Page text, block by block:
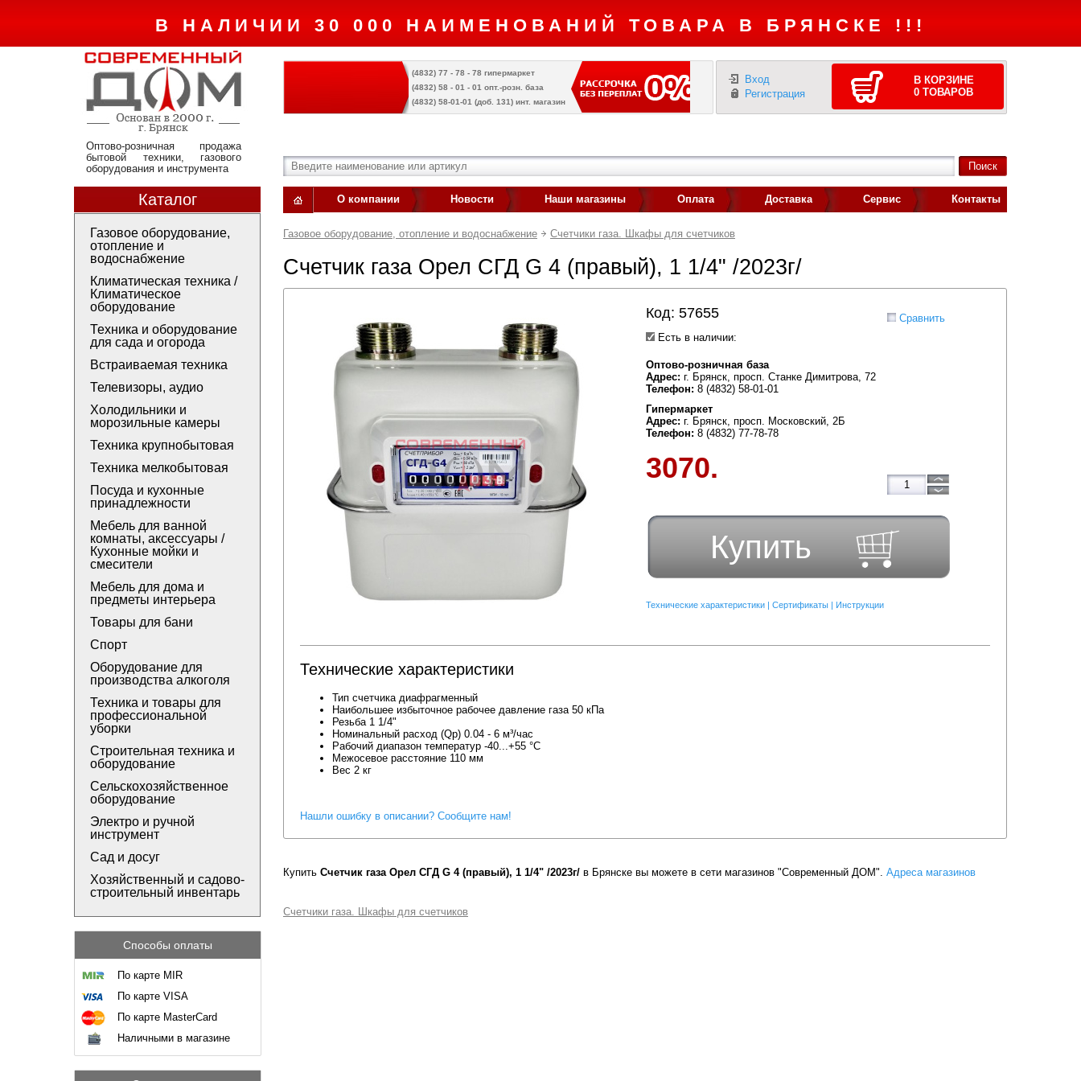
В НАЛИЧИИ 30 000 НАИМЕНОВАНИЙ ТОВАРА В БРЯНСКЕ !!!
Оптово-розничная продажа
бытовой техники, газового
оборудования и инструмента
(4832) 77 - 78 - 78 гипермаркет
(4832) 58 - 01 - 01 опт.-розн. база
(4832) 58-01-01 (доб. 131) инт. магазин
Вход
Регистрация
В КОРЗИНЕ
0 ТОВАРОВ
Каталог
Газовое оборудование,
отопление и
водоснабжение
Климатическая техника /
Климатическое
оборудование
Техника и оборудование
для сада и огорода
Встраиваемая техника
Телевизоры, аудио
Холодильники и
морозильные камеры
Техника крупнобытовая
Техника мелкобытовая
Посуда и кухонные
принадлежности
Мебель для ванной
комнаты, аксессуары /
Кухонные мойки и
смесители
Мебель для дома и
предметы интерьера
Товары для бани
Спорт
Оборудование для
производства алкоголя
Техника и товары для
профессиональной
уборки
Строительная техника и
оборудование
Сельскохозяйственное
оборудование
Электро и ручной
инструмент
Сад и досуг
Хозяйственный и садово-
строительный инвентарь
Способы оплаты
По карте MIR
По карте VISA
По карте MasterCard
Наличными в магазине
О компании Новости Наши магазины Оплата Доставка Сервис Контакты
Газовое оборудование, отопление и водоснабжение Счетчики газа. Шкафы для счетчиков
Счетчик газа Орел СГД G 4 (правый), 1 1/4" /2023г/
Код: 57655
Есть в наличии:
Сравнить
Оптово-розничная база
Адрес: г. Брянск, просп. Станке Димитрова, 72
Телефон: 8 (4832) 58-01-01
Гипермаркет
Адрес: г. Брянск, просп. Московский, 2Б
Телефон: 8 (4832) 77-78-78
3070.
Купить
Технические характеристики | Сертификаты | Инструкции
Технические характеристики
Тип счетчика диафрагменный
Наибольшее избыточное рабочее давление газа 50 кПа
Резьба 1 1/4"
Номинальный расход (Qp) 0.04 - 6 м³/час
Рабочий диапазон температур -40...+55 °С
Межосевое расстояние 110 мм
Вес 2 кг
Нашли ошибку в описании? Сообщите нам!
Купить Счетчик газа Орел СГД G 4 (правый), 1 1/4" /2023г/ в Брянске вы можете в сети магазинов "Современный ДОМ". Адреса магазинов
Счетчики газа. Шкафы для счетчиков